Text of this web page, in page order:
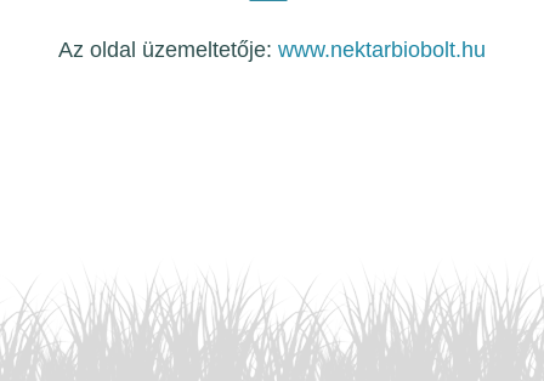
Az oldal üzemeltetője: www.nektarbiobolt.hu